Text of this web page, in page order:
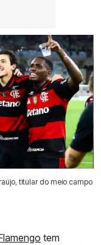
titular do meio campo
tem